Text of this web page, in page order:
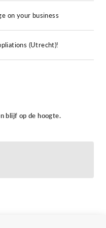
on your business
(Utrecht)!
blijf op de hoogte.